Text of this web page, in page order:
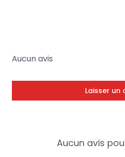
Aucun avis
Aucun avis
Laisser un